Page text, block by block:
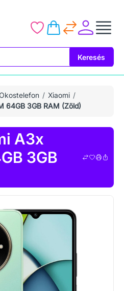
Keresés
Xiaomi
64GB 3GB RAM (Zöld)
A3x
3GB